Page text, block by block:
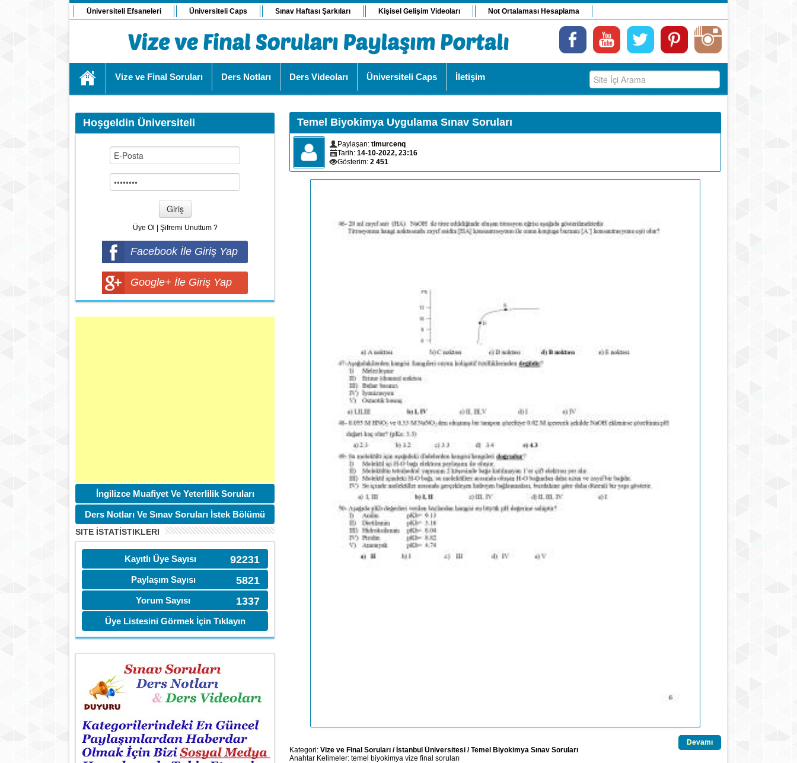
Üniversiteli Efsaneleri Üniversiteli Caps Sınav Haftası Şarkıları Kişisel Gelişim Videoları Not Ortalaması Hesaplama
Vize ve Final Soruları Ders Notları Ders Videoları Üniversiteli Caps İletişim
Hoşgeldin Üniversiteli
Giriş
Üye Ol Şifremi Unuttum ?
Facebook İle Giriş Yap
Google+ İle Giriş Yap
İngilizce Muafiyet Ve Yeterlilik Soruları
Ders Notları Ve Sınav Soruları İstek Bölümü
SITE İSTATİSTIKLERI
92231
Kayıtlı Üye Sayısı
5821
Paylaşım Sayısı
1337
Yorum Sayısı
Üye Listesini Görmek İçin Tıklayın
Temel Biyokimya Uygulama Sınav Soruları
Paylaşan: timurcenq
Tarih: 14-10-2022, 23:16
Gösterim: 2 451
Devamı
Kategori: Vize ve Final Soruları / İstanbul Üniversitesi /Temel Biyokimya Sınav Soruları
Anahtar Kelimeler: temel biyokimya vize final soruları